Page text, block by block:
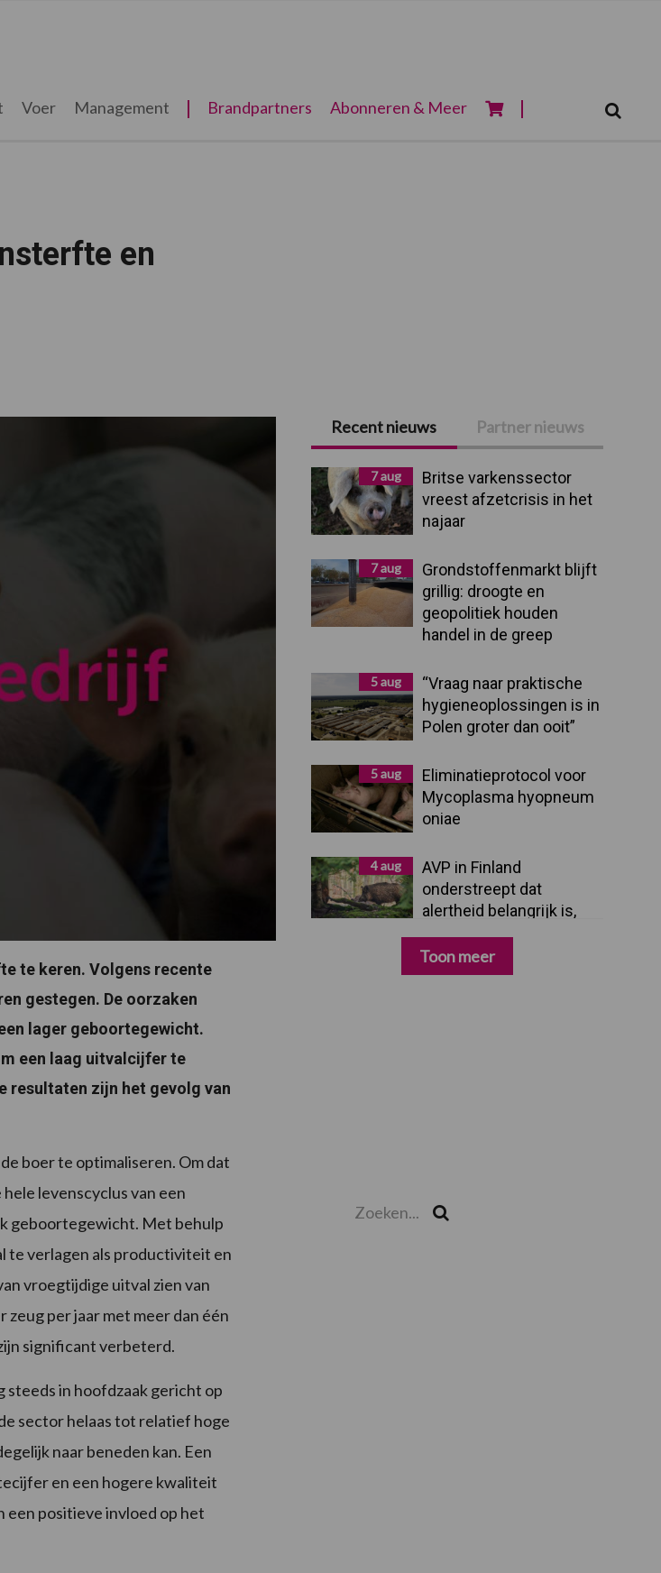
Voer Management Brandpartners Abonneren & Meer
en
te keren. Volgens recente
gestegen. De oorzaken
lager geboortegewicht.
een laag uitvalcijfer te
resultaten zijn het gevolg van
boer te optimaliseren. Om dat
levenscyclus van een
geboortegewicht. Met behulp
te verlagen als productiviteit en
vroegtijdige uitval zien van
per jaar met meer dan één
significant verbeterd.
steeds in hoofdzaak gericht op
sector helaas tot relatief hoge
naar beneden kan. Een
en een hogere kwaliteit
een positieve invloed op het
Primaire
Sidebar
Recent nieuws Partner nieuws
7 aug
Britse varkenssector
vreest afzetcrisis in het
najaar
7 aug
Grondstoffenmarkt blijft
grillig: droogte en
geopolitiek houden
handel in de greep
5 aug
“Vraag naar praktische
hygieneoplossingen is in
Polen groter dan ooit”
5 aug
Eliminatieprotocol voor
Mycoplasma hyopneum
oniae
4 aug
AVP in Finland
onderstreept dat
alertheid belangrijk is,
Toon meer